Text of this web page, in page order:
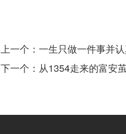
上一个： 一生只做一件事并
下一个： 从1354走来的富安